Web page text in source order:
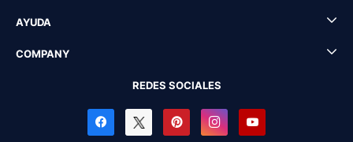
AYUDA
COMPANY
REDES SOCIALES